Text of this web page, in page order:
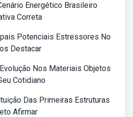
Energético Brasileiro
Correta
Potenciais Estressores No
Destacar
Nos Materiais Objetos
Cotidiano
Das Primeiras Estruturas
Afirmar